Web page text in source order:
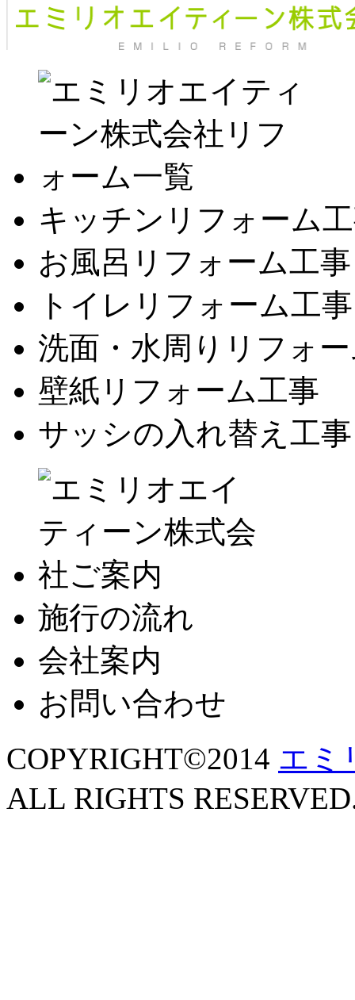
キッチンリフォーム
お風呂リフォーム工事
トイレリフォーム工事
洗面・水周りリフォ
壁紙リフォーム工事
サッシの入れ替え工事
施行の流れ
会社案内
お問い合わせ
COPYRIGHT©2014 エミ
ALL RIGHTS